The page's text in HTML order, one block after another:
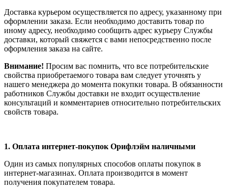
Доставка курьером осуществляется по адресу, указанному при
оформлении заказа. Если необходимо доставить товар по
иному адресу, необходимо сообщить адрес курьеру Службы
доставки, который свяжется с вами непосредственно после
оформления заказа на сайте.
Внимание! Просим вас помнить, что все потребительские
свойства приобретаемого товара вам следует уточнять у
нашего менеджера до момента покупки товара. В обязанности
работников Службы доставки не входит осуществление
консультаций и комментариев относительно потребительских
свойств товара.
1. Оплата интернет-покупок Орифлэйм наличными
Один из самых популярных способов оплаты покупок в
интернет-магазинах. Оплата производится в момент
получения покупателем товара.